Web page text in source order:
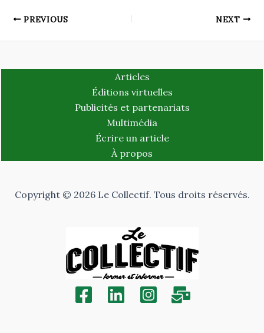
PREVIOUS NEXT
Articles
Éditions virtuelles
Publicités et partenariats
Multimédia
Écrire un article
À propos
Copyright © 2026 Le Collectif. Tous droits réservés.